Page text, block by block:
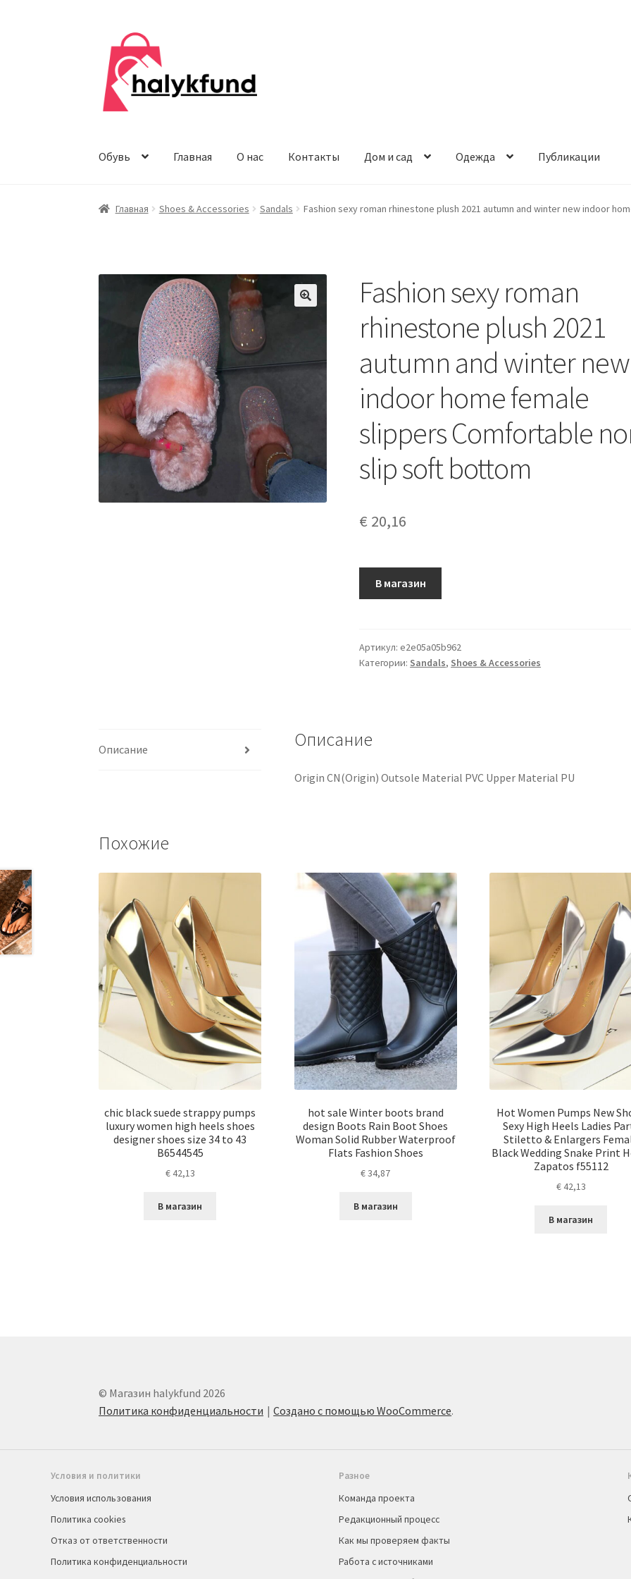
Перейти
навигации
Перейти
содержимому
Обувь Главная О нас Контакты Дом и сад Одежда Публикации
Главная Shoes & Accessories Sandals Fashion sexy roman rhinestone plush 2021 autumn and winter new indoor
Fashion sexy roman
rhinestone plush 2021
autumn and winter new
indoor home female
slippers Comfortable
slip soft bottom
€ 20,16
В магазин
Артикул:e2e05a05b962
Категории: Sandals, Shoes & Accessories
Описание Описание
Origin CN(Origin) Outsole Material PVC Upper Material PU
Похожие
chic black suede strappy pumps
luxury women high heels shoes
designer shoes size 34 to 43
B6544545
€42,13
В магазин
hot sale Winter boots brand
design Boots Rain Boot Shoes
Woman Solid Rubber Waterproof
Flats Fashion Shoes
€34,87
В магазин
Hot Women Pumps New
Sexy High Heels Ladies
Stiletto & Enlargers
Black Wedding Snake Print
Zapatos f55112
€42,13
В магазин
© Магазин halykfund 2026
Политика конфиденциальности
Создано с помощью WooCommerce.
Условия и политики
Условия использования
Политика cookies
Отказ от ответственности
Политика конфиденциальности
Разное
Команда проекта
Редакционный процесс
Как мы проверяем факты
Работа с источниками